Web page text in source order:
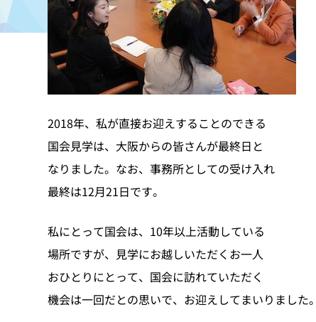
2018年、私が直接お迎えすることのできる
国会見学は、大阪からの皆さんが最終日と
なりました。なお、事務所としての受け入れ
最終は12月21日です。
私にとって国会は、10年以上活動している
場所ですが、見学にお越しいただくお一人
おひとりにとって、国会に訪れていただく
機会は一回だとの思いで、お迎えしてまいりました。